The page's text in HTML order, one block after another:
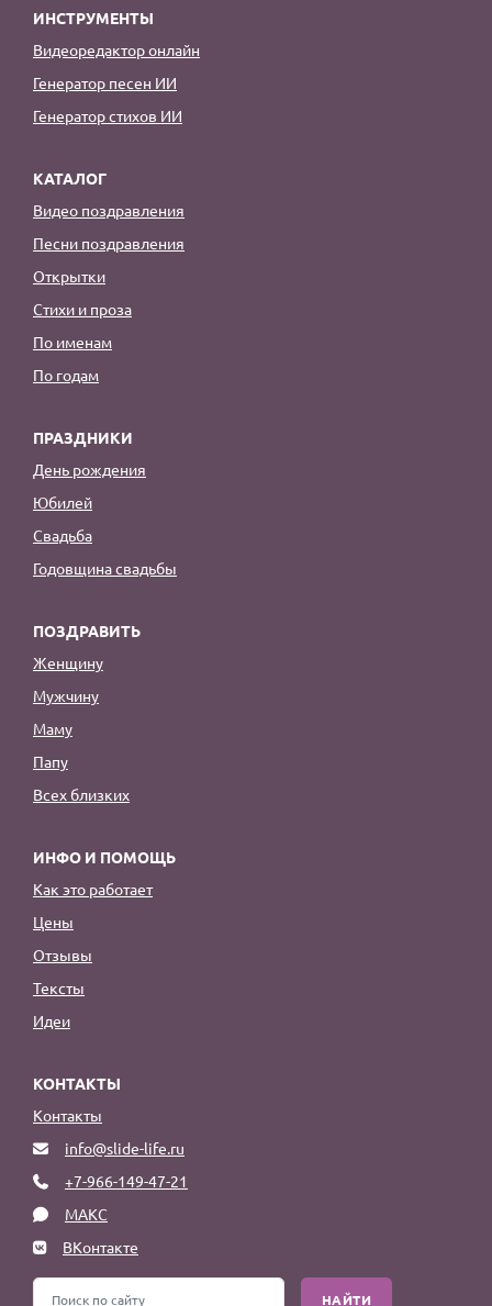
ИНСТРУМЕНТЫ
Видеоредактор онлайн
Генератор песен ИИ
Генератор стихов ИИ
КАТАЛОГ
Видео поздравления
Песни поздравления
Открытки
Стихи и проза
По именам
По годам
ПРАЗДНИКИ
День рождения
Юбилей
Свадьба
Годовщина свадьбы
ПОЗДРАВИТЬ
Женщину
Мужчину
Маму
Папу
Всех близких
ИНФО И ПОМОЩЬ
Как это работает
Цены
Отзывы
Тексты
Идеи
КОНТАКТЫ
Контакты
info@slide-life.ru
+7-966-149-47-21
МАКС
ВКонтакте
НАЙТИ